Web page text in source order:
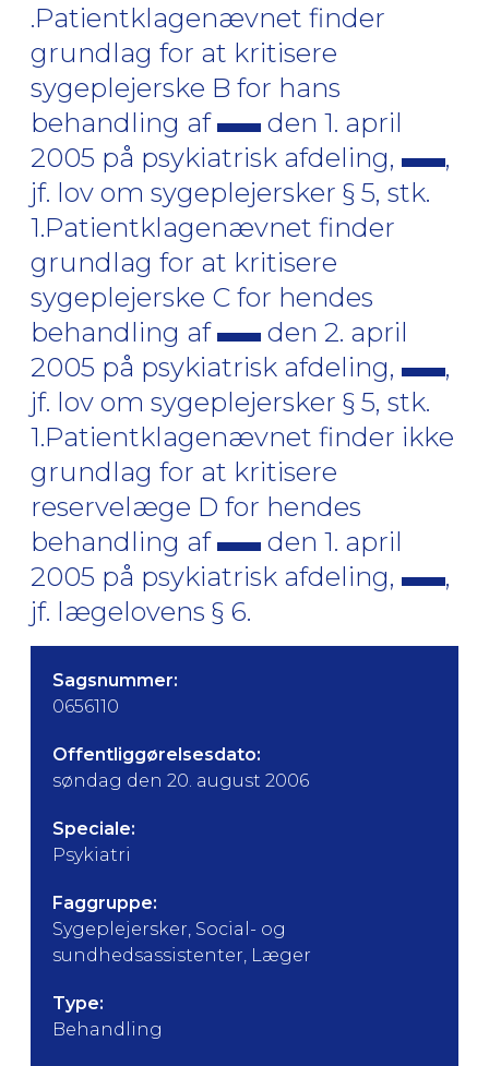
.Patientklagenævnet finder
grundlag for at kritisere
sygeplejerske B for hans
behandling af
den 1. april
2005 på psykiatrisk afdeling,
,
jf. lov om sygeplejersker § 5, stk.
1.Patientklagenævnet finder
grundlag for at kritisere
sygeplejerske C for hendes
behandling af
den 2. april
2005 på psykiatrisk afdeling,
,
jf. lov om sygeplejersker § 5, stk.
1.Patientklagenævnet finder ikke
grundlag for at kritisere
reservelæge D for hendes
behandling af
den 1. april
2005 på psykiatrisk afdeling,
,
jf. lægelovens § 6.
Sagsnummer:
0656110
Offentliggørelsesdato:
søndag den 20. august 2006
Speciale:
Psykiatri
Faggruppe:
Sygeplejersker, Social- og
sundhedsassistenter, Læger
Type:
Behandling